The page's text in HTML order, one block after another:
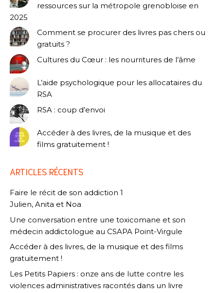
ressources sur la métropole grenobloise en
2025
Comment se procurer des livres pas chers ou
gratuits ?
Cultures du Cœur : les nourritures de l’âme
L’aide psychologique pour les allocataires du
RSA
RSA : coup d’envoi
Accéder à des livres, de la musique et des
films gratuitement !
ARTICLES RÉCENTS
Faire le récit de son addiction 1
Julien, Anita et Noa
Une conversation entre une toxicomane et son
médecin addictologue au CSAPA Point-Virgule
Accéder à des livres, de la musique et des films
gratuitement !
Les Petits Papiers : onze ans de lutte contre les
violences administratives racontés dans un livre